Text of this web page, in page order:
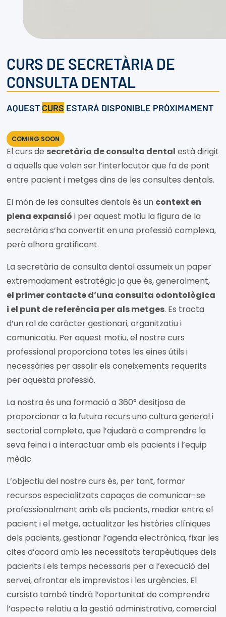
CURS DE SECRETÀRIA DE
CONSULTA DENTAL
AQUEST CURS ESTARÀ DISPONIBLE PRÒXIMAMENT
COMING SOON
El curs de secretària de consulta dental està dirigit
a aquells que volen ser l’interlocutor que fa de pont
entre pacient i metges dins de les consultes dentals.
El món de les consultes dentals és un context en
plena expansió i per aquest motiu la figura de la
secretària s’ha convertit en una professió complexa,
però alhora gratificant.
La secretària de consulta dental assumeix un paper
extremadament estratègic ja que és, generalment,
el primer contacte d’una consulta odontològica
i el punt de referència per als metges. Es tracta
d’un rol de caràcter gestionari, organitzatiu i
comunicatiu. Per aquest motiu, el nostre curs
professional proporciona totes les eines útils i
necessàries per assolir els coneixements requerits
per aquesta professió.
La nostra és una formació a 360° desitjosa de
proporcionar a la futura recurs una cultura general i
sectorial completa, que l’ajudarà a comprendre la
seva feina i a interactuar amb els pacients i l’equip
mèdic.
L’objectiu del nostre curs és, per tant, formar
recursos especialitzats capaços de comunicar-se
professionalment amb els pacients, mediar entre el
pacient i el metge, actualitzar les històries clíniques
dels pacients, gestionar l’agenda electrònica, fixar les
cites d’acord amb les necessitats terapèutiques dels
pacients i els temps necessaris per a l’execució del
servei, afrontar els imprevistos i les urgències. El
cursista també tindrà l’oportunitat de comprendre
l’aspecte relatiu a la gestió administrativa, comercial